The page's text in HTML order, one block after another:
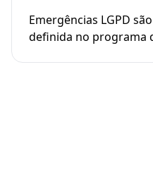
Emergências LGPD
definida no programa